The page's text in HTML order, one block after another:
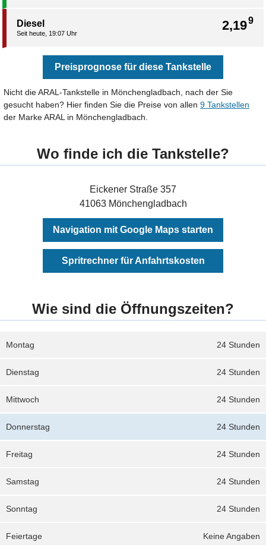
2,199
Diesel
Seit heute, 19:07 Uhr
Preisprognose für diese Tankstelle
Nicht die ARAL-Tankstelle in Mönchengladbach, nach der Sie
gesucht haben? Hier finden Sie die Preise von allen 9 Tankstellen
der Marke ARAL in Mönchengladbach.
Wo finde ich die Tankstelle?
Eickener Straße 357
41063 Mönchengladbach
Navigation mit Google Maps starten
Spritrechner für Anfahrtskosten
Wie sind die Öffnungszeiten?
24 Stunden
Montag
24 Stunden
Dienstag
24 Stunden
Mittwoch
24 Stunden
Donnerstag
24 Stunden
Freitag
24 Stunden
Samstag
24 Stunden
Sonntag
Keine Angaben
Feiertage